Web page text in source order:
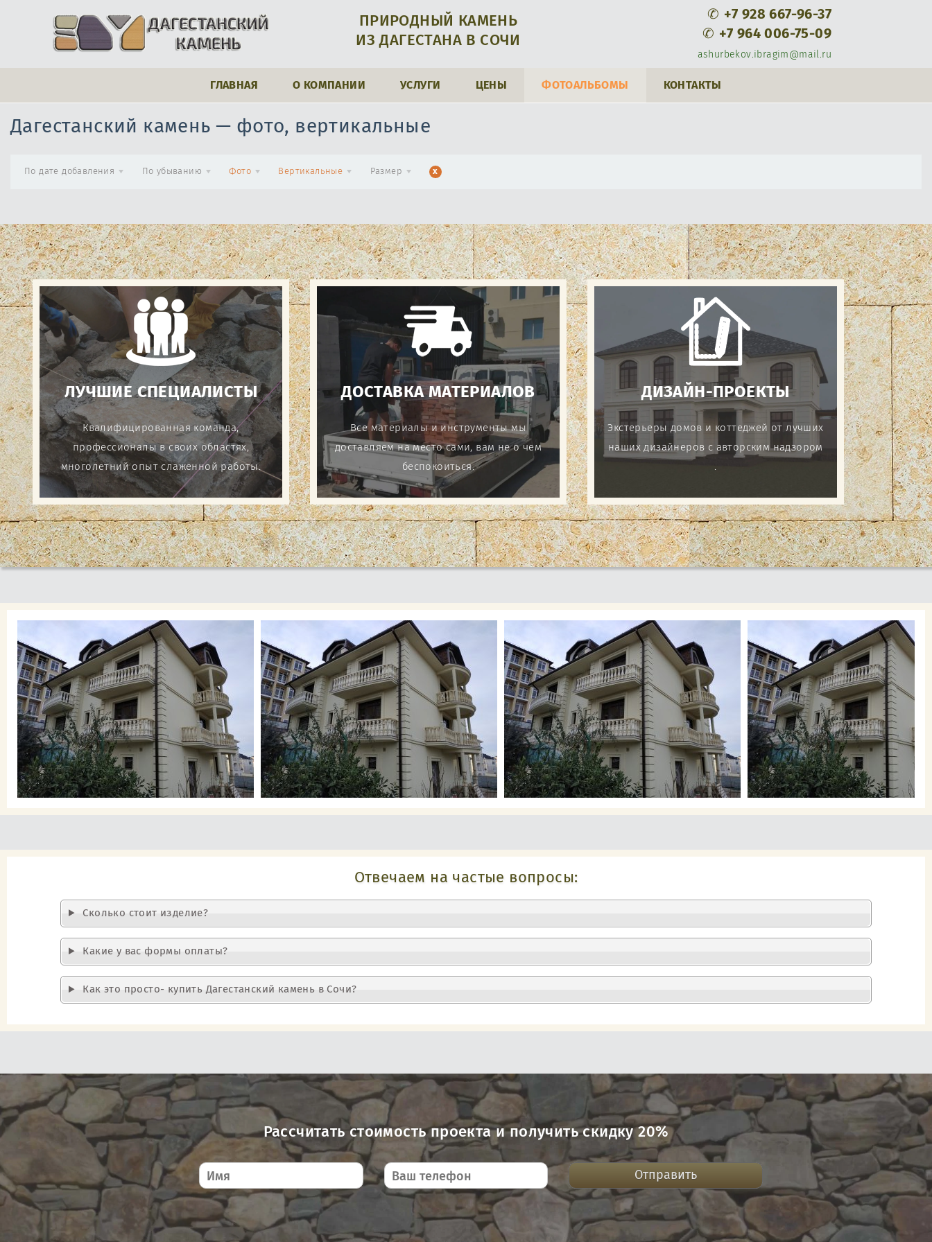
ПРИРОДНЫЙ КАМЕНЬ
ИЗ ДАГЕСТАНА В СОЧИ
✆ +7 928 667-96-37
✆ +7 964 006-75-09
ashurbekov.ibragim@mail.ru
ГЛАВНАЯ О КОМПАНИИ УСЛУГИ ЦЕНЫ ФОТОАЛЬБОМЫ КОНТАКТЫ
Дагестанский камень — фото, вертикальные
По дате добавления По убыванию Фото Вертикальные Размер x
ЛУЧШИЕ СПЕЦИАЛИСТЫ
Квалифицированная команда,
профессионалы в своих областях,
многолетний опыт слаженной работы.
ДОСТАВКА МАТЕРИАЛОВ
Все материалы и инструменты мы
доставляем на место сами, вам не о чем
беспокоиться.
ДИЗАЙН-ПРОЕКТЫ
Экстерьеры домов и коттеджей от лучших
наших дизайнеров с авторским надзором
.
Отвечаем на частые вопросы:
Cколько стоит изделие?
Какие у вас формы оплаты?
Как это просто- купить Дагестанский камень в Сочи?
Рассчитать стоимость проекта и получить скидку 20%
Отправить